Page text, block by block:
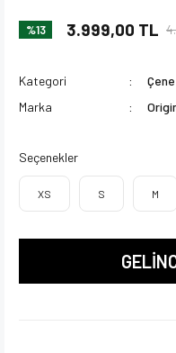
%13 3.999,00 TL
Kategori Çene
Marka
Seçenekler
XS S M